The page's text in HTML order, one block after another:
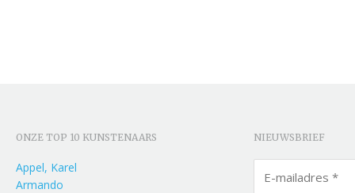
ONZE TOP 10 KUNSTENAARS
Appel, Karel
Armando
NIEUWSBRIEF